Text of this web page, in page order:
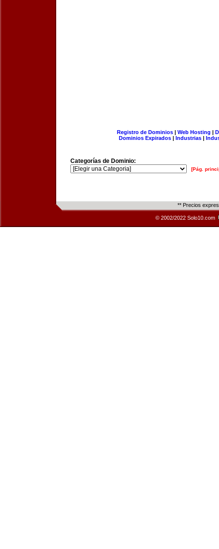
Registro de Dominios| Web Hosting |
Dominios Expirados | Industrias |
Categorías de Dominio:
[Pág.
** Precios
© 2002/2022 Solo10.com